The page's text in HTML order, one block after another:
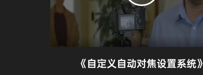
《自定义自动对焦设置系统》